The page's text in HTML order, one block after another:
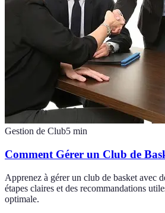
Gestion de Club5 min
Comment Gérer un Club de
Apprenez à gérer un club de basket avec
étapes claires et des recommandations
optimale.